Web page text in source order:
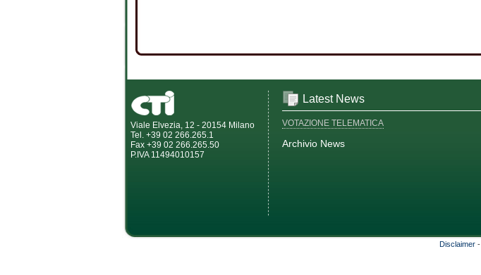
Viale Elvezia, 12 - 20154 Milano
Tel. +39 02 266.265.1
Fax +39 02 266.265.50
P.IVA 11494010157
Latest News
VOTAZIONE TELEMATICA
Archivio News
Disclaimer -